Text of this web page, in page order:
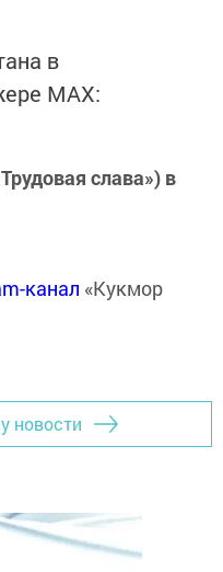
в
MАХ:
слава») в
канал «Кукмор
новости